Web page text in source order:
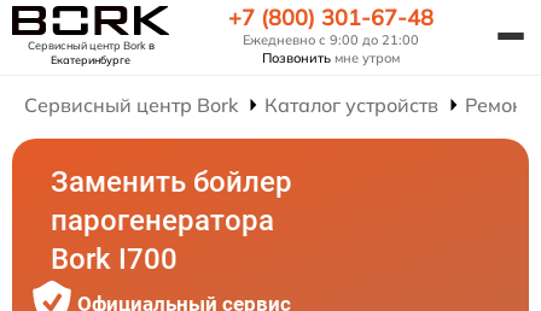
Сервисный центр Borkв
Екатеринбурге
+7 (800) 301-67-48
Ежедневно с 9:00 до 21:00
Позвонить мне утром
Сервисный центр Bork Каталог устройств Ремонт
Заменить бойлер
парогенератора
Bork I700
Официальный сервис